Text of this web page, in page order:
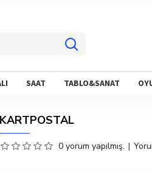
SAAT TABLO&SANAT
KARTPOSTAL
0 yorum yapılmış. |